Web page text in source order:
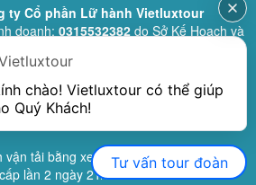
ty Cổ phần Lữ hành Vietluxtour
doanh: 0315532382do Sở Kế Hoạch và
ngày 28/02/2019 (sửa đổi bổ sung
lữ hành quốc tế:79-1111/2019/TCDL-GP
(nay là Cục Du lịch quốc gia Việt Nam)
(sửa đổi, bổ sung lần 3 ngày
vận tải bằng xe ô tô:11924do Sở Giao
lần 2 ngày 21/02/2023.
chào! Vietluxtour có thể giúp
Quý Khách!
Tư vấn tour đoàn